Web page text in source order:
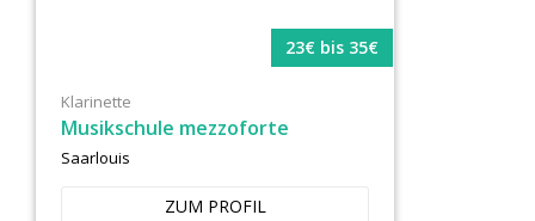
23€ bis 35€
Klarinette
Musikschule mezzoforte
Saarlouis
ZUM PROFIL